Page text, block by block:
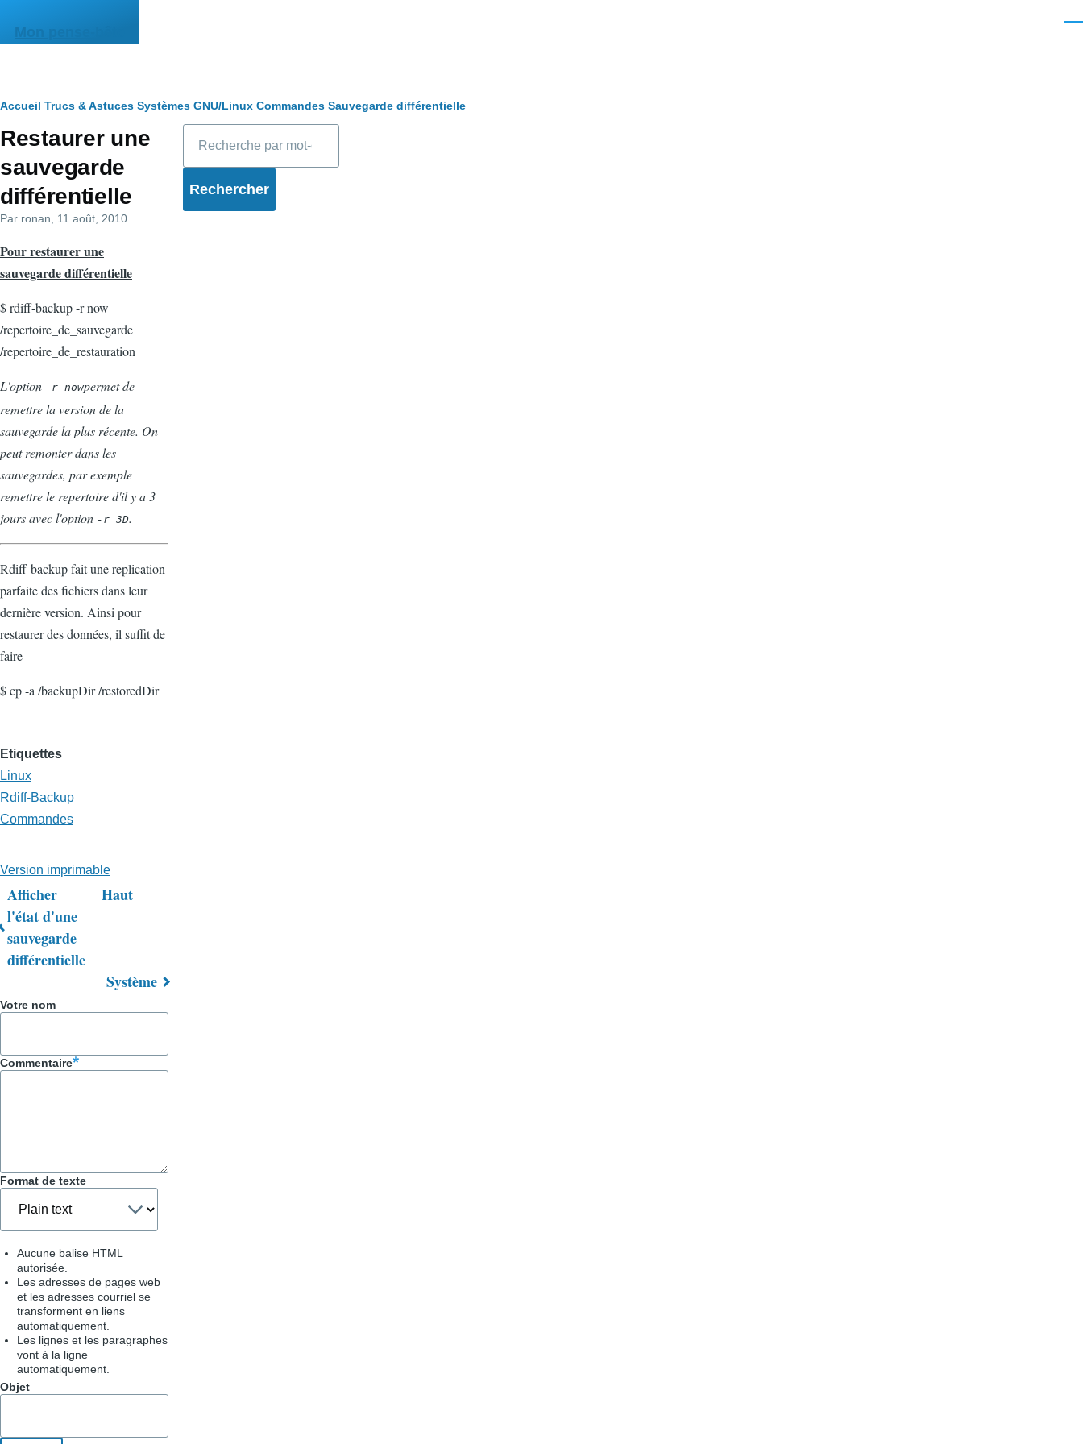
Mon pense-bête
Fil
d'Ariane
Accueil Trucs & Astuces Systèmes GNU/Linux Commandes Sauvegarde différentielle
Restaurer une
sauvegarde
différentielle
Par ronan , 11 août, 2010
Pour restaurer une
sauvegarde différentielle
$ rdiff-backup -r now
/repertoire_de_sauvegarde
/repertoire_de_restauration
L'option -r nowpermet de
remettre la version de la
sauvegarde la plus récente. On
peut remonter dans les
sauvegardes, par exemple
remettre le repertoire d'il y a 3
jours avec l'option -r 3D.
Rdiff-backup fait une replication
parfaite des fichiers dans leur
dernière version. Ainsi pour
restaurer des données, il suffit de
faire
$ cp -a /backupDir /restoredDir
Etiquettes
Linux
Rdiff-Backup
Commandes
Version imprimable
Liens
transversaux
de
livre
Trucs
Afficher
l'état d'une
sauvegarde
différentielle
Haut
Système
Votre nom
Commentaire
Format de texte
Aucune balise HTML
autorisée.
Les adresses de pages web
et les adresses courriel se
transforment en liens
automatiquement.
Les lignes et les paragraphes
vont à la ligne
automatiquement.
Objet